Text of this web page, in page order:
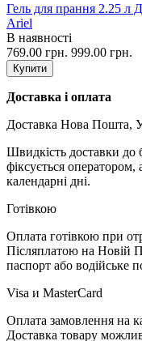
Гель для прання 2.25 л
Ariel
В наявності
769.00 грн. 999.00 грн.
Купити
Доставка і оплата
Доставка Нова Пошта,
Швидкість доставки до
фіксується
календарні дні.
Готівкою
Оплата готівкою при
Післяплатою на Новій
паспорт або водійське
Visa и MasterCard
Оплата замовлення на
Доставка товару